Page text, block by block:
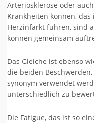
Arteriosklerose oder
Krankheiten können,
Herzinfarkt führen, sind
können gemeinsam
Das Gleiche ist ebenso
die beiden
synonym verwendet
unterschiedlich zu
Die Fatigue, das ist so